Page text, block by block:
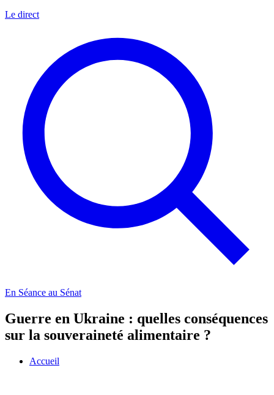
Le direct
En Séance au Sénat
Guerre en Ukraine : quelles conséquences
sur la souveraineté alimentaire ?
Accueil